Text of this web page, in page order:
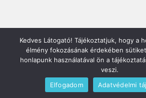
© 2019 – 2022 EURÓPAI
fenntartva – Készítette: Hernyák
WordPress & Elementor
Kedves Látogató! Tájékoztatjuk, hogy a
élmény fokozásának érdekében
honlapunk használatával ön a
veszi.
Elfogadom
Adatvédelmi